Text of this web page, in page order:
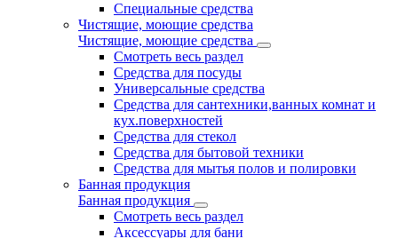
Специальные средства
Чистящие, моющие средства
Чистящие, моющие средства
Смотреть весь раздел
Средства для посуды
Универсальные средства
Средства для сантехники,ванных комнат и
кух.поверхностей
Средства для стекол
Средства для бытовой техники
Средства для мытья полов и полировки
Банная продукция
Банная продукция
Смотреть весь раздел
Аксессуары для бани